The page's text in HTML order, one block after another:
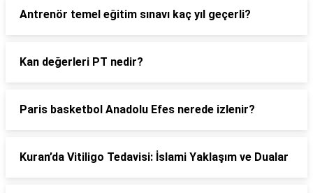
Antrenör temel eğitim sınavı kaç yıl geçerli?
Kan değerleri PT nedir?
Paris basketbol Anadolu Efes nerede izlenir?
Kuran’da Vitiligo Tedavisi: İslami Yaklaşım ve Dualar